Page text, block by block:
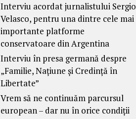
Interviu acordat jurnalistului Sergio
Velasco, pentru una dintre cele mai
importante platforme
conservatoare din Argentina
Interviu în presa germană despre
„Familie, Națiune și Credință în
Libertate”
Vrem să ne continuăm parcursul
european – dar nu în orice condiții